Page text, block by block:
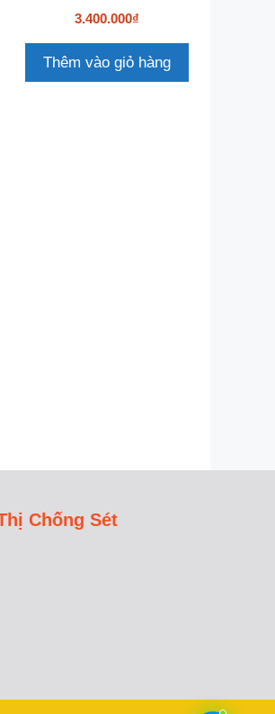
0
n
à
3.400.000₫
Thêm vào giỏ hàng
Chống Sét